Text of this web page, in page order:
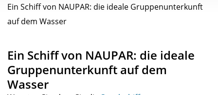
Ein Schiff von NAUPAR: die ideale Gruppenunterkunft
auf dem Wasser
Ein Schiff von NAUPAR: die ideale
Gruppenunterkunft auf dem
Wasser